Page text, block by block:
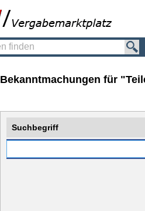
Bekanntmachungen für
Suchbegriff